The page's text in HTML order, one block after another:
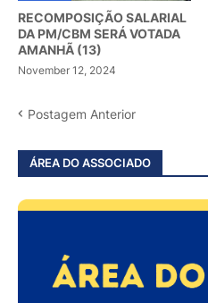
RECOMPOSIÇÃO SALARIAL
DA PM/CBM SERÁ VOTADA
AMANHÃ (13)
November 12, 2024
Postagem Anterior
ÁREA DO ASSOCIADO